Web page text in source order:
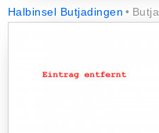
Halbinsel Butjadingen